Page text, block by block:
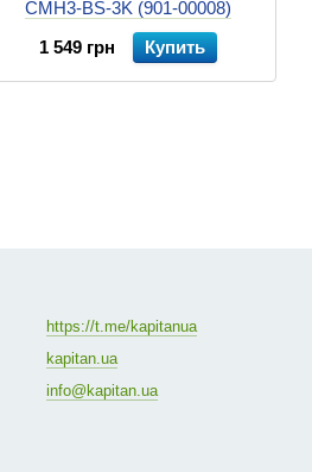
CMH3-BS-3K (901-00008)
1 549 грн
Купить
https://t.me/kapitanua
kapitan.ua
info@kapitan.ua